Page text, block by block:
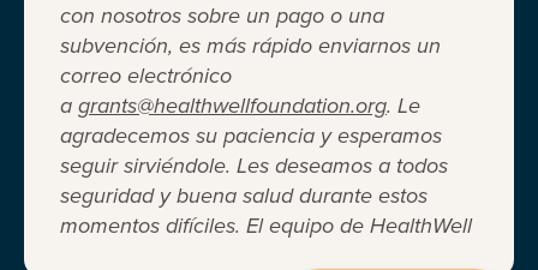
con nosotros sobre un pago o una
subvención, es más rápido enviarnos un
correo electrónico
a grants@healthwellfoundation.org. Le
agradecemos su paciencia y esperamos
seguir sirviéndole. Les deseamos a todos
seguridad y buena salud durante estos
momentos difíciles. El equipo de HealthWell
Entidad 501(c)(3) independiente sin fines de lucro
que brinda asistencia financiera a adultos y niños
para cubrir el costo del coseguro de los
medicamentos recetados, copagos, deducibles,
primas de seguro médico y otros gastos médicos
directos de su bolsillo seleccionados.
Terms of Use Privacy Policy
Accessibility